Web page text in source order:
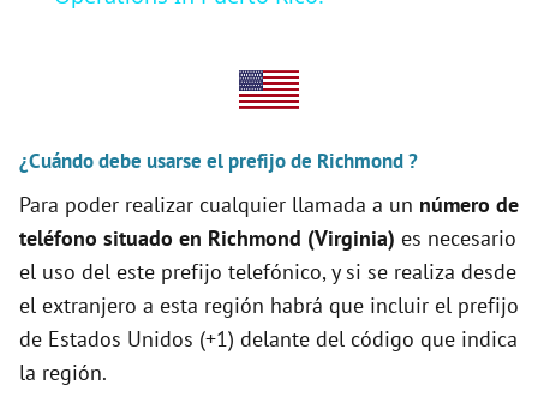
V
i
d
e
¿Cuándo debe usarse el prefijo de Richmond ?
Para poder realizar cualquier llamada a un número de
teléfono situado en Richmond (Virginia) es necesario
el uso del este prefijo telefónico, y si se realiza desde
el extranjero a esta región habrá que incluir el prefijo
de Estados Unidos (+1) delante del código que indica
la región.